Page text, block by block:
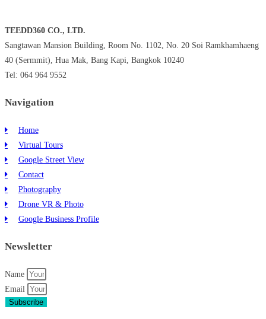
TEEDD360 CO., LTD.
Sangtawan Mansion Building, Room No. 1102, No. 20 Soi Ramkhamhaeng
40 (Sermmit), Hua Mak, Bang Kapi, Bangkok 10240
Tel: 064 964 9552
Navigation
Home
Virtual Tours
Google Street View
Contact
Photography
Drone VR & Photo
Google Business Profile
Newsletter
Name
Email
Subscribe